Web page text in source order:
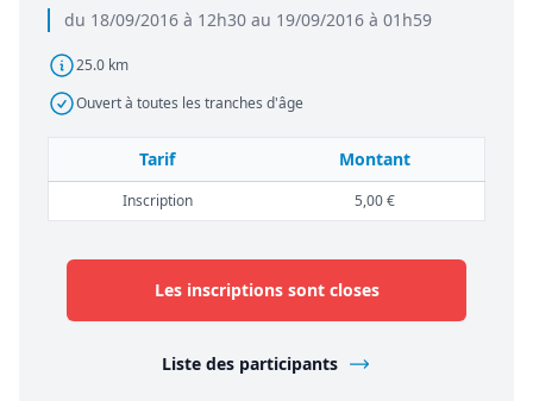
du 18/09/2016 à 12h30 au 19/09/2016 à 01h59
25.0 km
Ouvert à toutes les tranches d'âge
Tarif Montant
Inscription 5,00 €
Les inscriptions sont closes
Liste des participants